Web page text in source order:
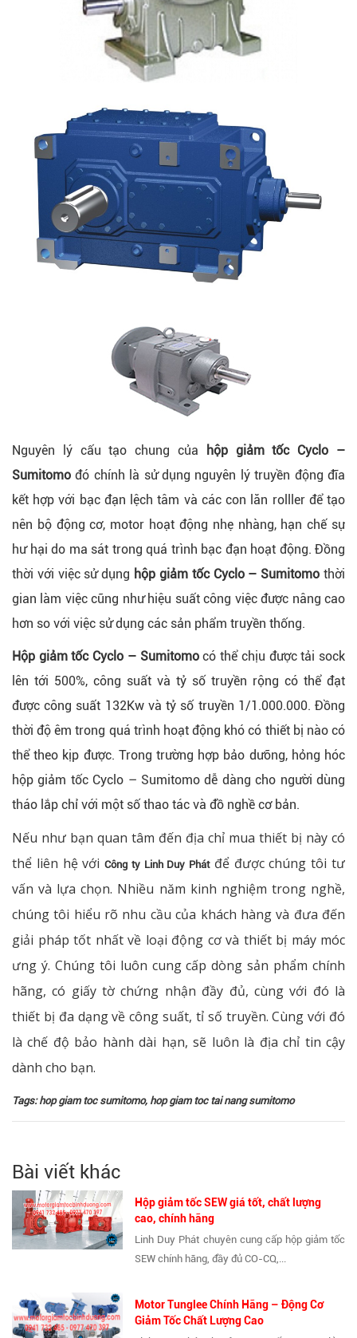
Nguyên lý cấu tạo chung của
hộp giảm tốc Cyclo –
Sumitomo đó chính là sử dụng nguyên lý truyền động đĩa
kết hợp với bạc đạn lệch tâm và các con lăn rolller để tạo
nên bộ động cơ, motor hoạt động nhẹ nhàng, hạn chế sự
hư hại do ma sát trong quá trình bạc đạn hoạt động. Đồng
thời với việc sử dụng hộp giảm tốc Cyclo – Sumitomo thời
gian làm việc cũng như hiệu suất công việc được nâng cao
hơn so với việc sử dụng các sản phẩm truyền thống.
Hộp giảm tốc Cyclo – Sumitomocó thể chịu được tải sock
lên tới 500%, công suất và tỷ số truyền rộng có thể đạt
được công suất 132Kw và tỷ số truyền 1/1.000.000. Đồng
thời độ êm trong quá trình hoạt động khó có thiết bị nào có
thể theo kịp được. Trong trường hợp bảo dưỡng, hỏng hóc
hộp giảm tốc Cyclo – Sumitomo dễ dàng cho người dùng
tháo lắp chỉ với một số thao tác và đồ nghề cơ bản.
Nếu như bạn quan tâm đến địa chỉ mua thiết bị này có
thể liên hệ vớiCông ty Linh Duy Phátđể được chúng tôi tư
vấn và lựa chọn. Nhiều năm kinh nghiệm trong nghề,
chúng tôi hiểu rõ nhu cầu của khách hàng và đưa đến
giải pháp tốt nhất về loại động cơ và thiết bị máy móc
ưng ý. Chúng tôi luôn cung cấp dòng sản phẩm chính
hãng, có giấy tờ chứng nhận đầy đủ, cùng với đó là
thiết bị đa dạng về công suất, tỉ số truyền. Cùng với đó
là chế độ bảo hành dài hạn, sẽ luôn là địa chỉ tin cậy
dành cho bạn.
Tags:hop giam toc sumitomo, hop giam toc tai nang sumitomo
Bài viết khác
Hộp giảm tốc SEW giá tốt, chất lượng
cao, chính hãng
Linh Duy Phát chuyên cung cấp hộp giảm tốc
SEW chính hãng, đầy đủ CO-CQ,...
Motor Tunglee Chính Hãng – Động Cơ
Giảm Tốc Chất Lượng Cao